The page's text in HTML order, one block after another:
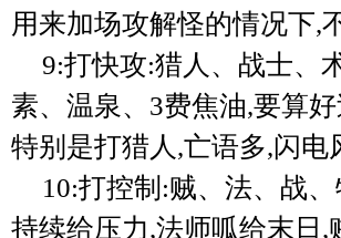
用来加场攻解怪的情况下,
9:打快攻:猎人、战士、
素、温泉、3费焦油,要算
特别是打猎人,亡语多,闪电
10:打控制:贼、法、战
持续给压力,法师呱给末日